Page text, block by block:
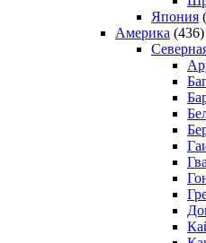
Япония
Америка (436)